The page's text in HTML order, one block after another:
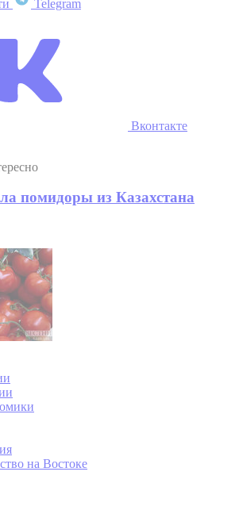
Telegram
Вконтакте
помидоры из Казахстана
на Востоке